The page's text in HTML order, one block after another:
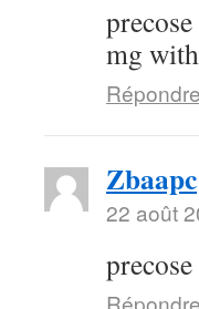
mg
Répondre
Zbaapc
22 août
Répondre